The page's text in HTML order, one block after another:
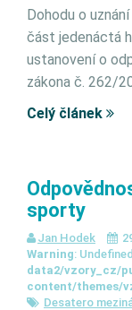
Dohodu o
část jedenáctá
ustanovení o
zákona č. 262/
Celý článek
sporty
Jan Hodek
Warning:
data2/vzory_cz/
content/themes/
Desatero